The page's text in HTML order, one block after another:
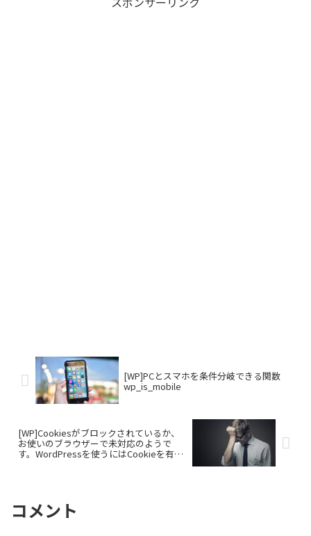
[WP]PCとスマホを条件分岐できる関数
wp_is_mobile
[WP]Cookiesがブロックされているか、
お使いのブラウザーで未対応のようで
す。WordPressを使うにはCookieを有効
コメント